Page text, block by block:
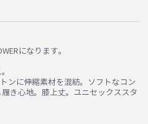
になります。
ンに伸縮素材を混紡。ソフトなコン
き心地。膝上丈。ユニセックススタ